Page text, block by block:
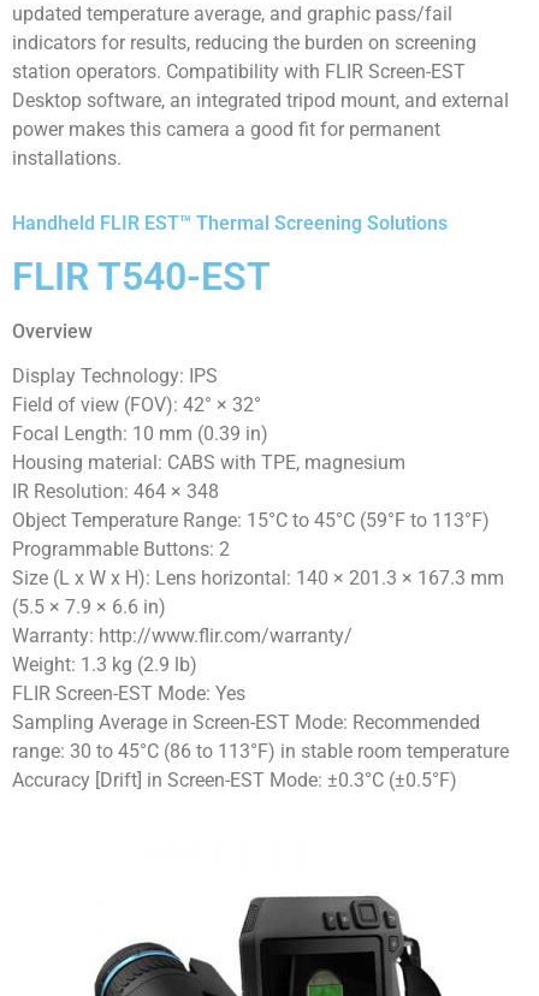
updated temperature average, and graphic pass/fail
indicators for results, reducing the burden on screening
station operators. Compatibility with FLIR Screen-EST
Desktop software, an integrated tripod mount, and external
power makes this camera a good fit for permanent
installations.
Handheld FLIR EST™ Thermal Screening Solutions
FLIR T540-EST
Overview
Display Technology: IPS
Field of view (FOV): 42° × 32°
Focal Length: 10 mm (0.39 in)
Housing material: CABS with TPE, magnesium
IR Resolution: 464 × 348
Object Temperature Range: 15°C to 45°C (59°F to 113°F)
Programmable Buttons: 2
Size (L x W x H): Lens horizontal: 140 × 201.3 × 167.3 mm
(5.5 × 7.9 × 6.6 in)
Warranty: http://www.flir.com/warranty/
Weight: 1.3 kg (2.9 lb)
FLIR Screen-EST Mode: Yes
Sampling Average in Screen-EST Mode: Recommended
range: 30 to 45°C (86 to 113°F) in stable room temperature
Accuracy [Drift] in Screen-EST Mode: ±0.3°C (±0.5°F)